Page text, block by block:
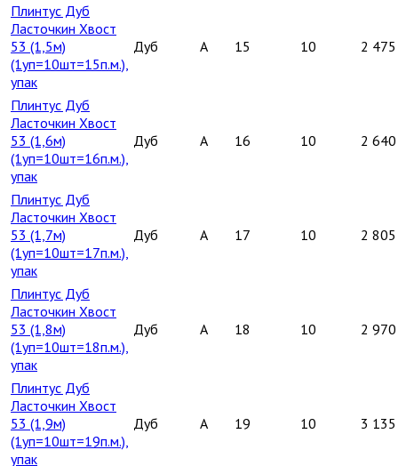
Плинтус Дуб
Ласточкин Хвост
53 (1,5м)
(1уп=10шт=15п.м.),
упак
Дуб A 15 10 2 475
Плинтус Дуб
Ласточкин Хвост
53 (1,6м)
(1уп=10шт=16п.м.),
упак
Дуб A 16 10 2 640
Плинтус Дуб
Ласточкин Хвост
53 (1,7м)
(1уп=10шт=17п.м.),
упак
Дуб A 17 10 2 805
Плинтус Дуб
Ласточкин Хвост
53 (1,8м)
(1уп=10шт=18п.м.),
упак
Дуб A 18 10 2 970
Плинтус Дуб
Ласточкин Хвост
53 (1,9м)
(1уп=10шт=19п.м.),
упак
Дуб A 19 10 3 135